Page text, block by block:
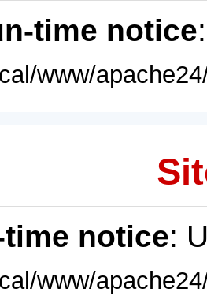
time notice
www/
time notice:
www/